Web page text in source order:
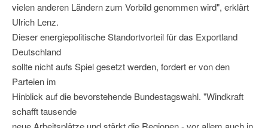
vielen anderen Ländern zum Vorbild genommen wird", erklärt
Ulrich Lenz.
Dieser energiepolitische Standortvorteil für das Exportland
Deutschland
sollte nicht aufs Spiel gesetzt werden, fordert er von den
Parteien im
Hinblick auf die bevorstehende Bundestagswahl. "Windkraft
schafft tausende